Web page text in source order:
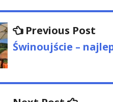
Previous Post
Świnoujście –